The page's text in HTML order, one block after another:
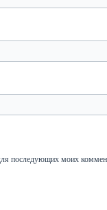
последующих моих